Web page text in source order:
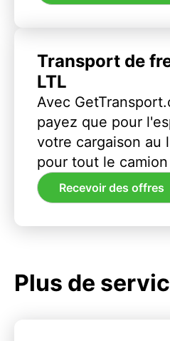
Transport de
LTL
Avec
payez que pour
votre cargaison au
pour tout le
Recevoir des offres
Plus de